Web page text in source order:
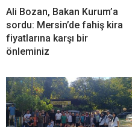
Ali Bozan, Bakan Kurum’a
sordu: Mersin’de fahiş kira
fiyatlarına karşı bir
önleminiz